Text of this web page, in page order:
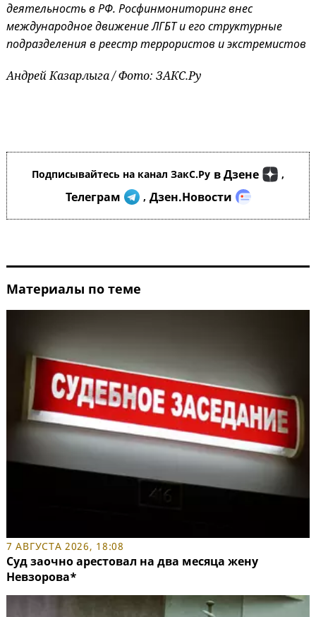
деятельность в РФ. Росфинмониторинг внес
международное движение ЛГБТ и его структурные
подразделения в реестр террористов и экстремистов
Андрей Казарлыга / Фото: ЗАКС.Ру
Подписывайтесь на канал ЗакС.Ру в Дзене ,
Телеграм , Дзен.Новости
Материалы по теме
7 АВГУСТА 2026, 18:08
Суд заочно арестовал на два месяца жену
Невзорова*